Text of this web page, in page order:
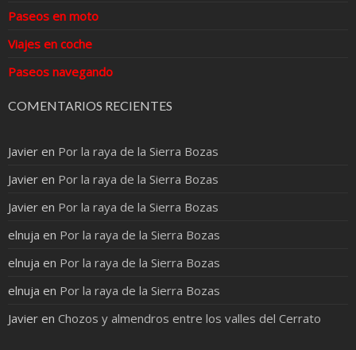
Paseos en moto
Viajes en coche
Paseos navegando
COMENTARIOS RECIENTES
Javier en Por la raya de la Sierra Bozas
Javier en Por la raya de la Sierra Bozas
Javier en Por la raya de la Sierra Bozas
elnuja en Por la raya de la Sierra Bozas
elnuja en Por la raya de la Sierra Bozas
elnuja en Por la raya de la Sierra Bozas
Javier en Chozos y almendros entre los valles del Cerrato